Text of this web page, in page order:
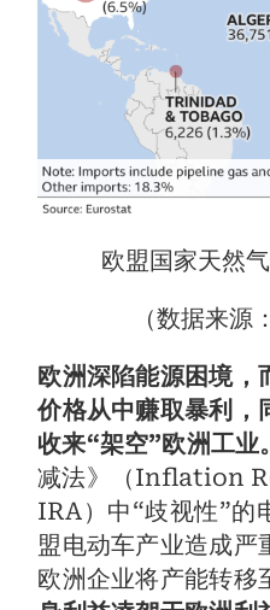
欧盟国家天然
（数据来源
欧洲深陷能源困境，
价格从中赚取暴利，
收来“架空”欧洲工业。
减法》（Inflation
IRA）中“歧视性”的
盟电动车产业造成严
欧洲企业将产能转移